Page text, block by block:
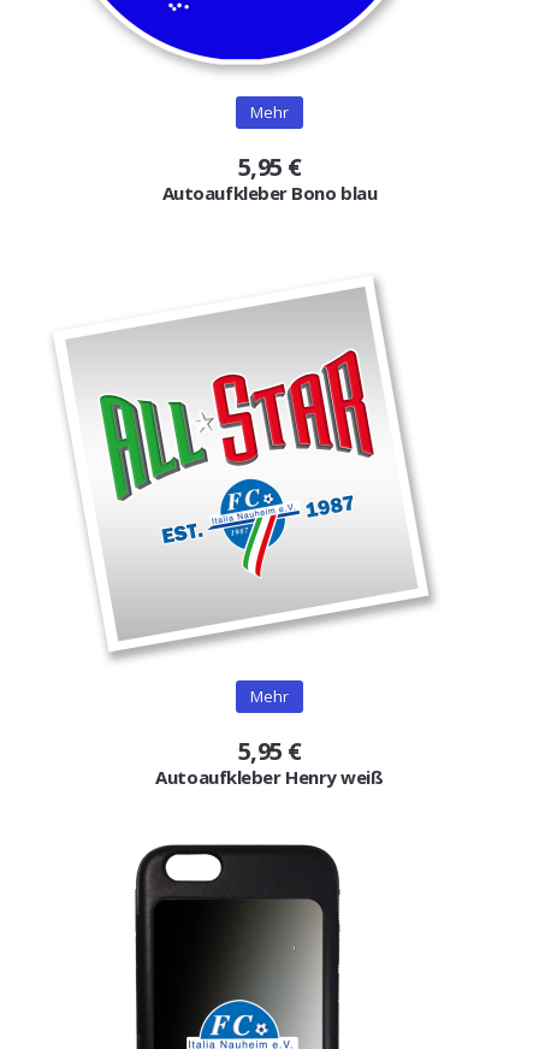
Mehr
5,95 €
Autoaufkleber Bono blau
Mehr
5,95 €
Autoaufkleber Henry weiß